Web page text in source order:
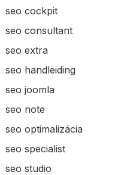
seo cockpit
seo consultant
seo extra
seo handleiding
seo joomla
seo note
seo optimalizácia
seo specialist
seo studio